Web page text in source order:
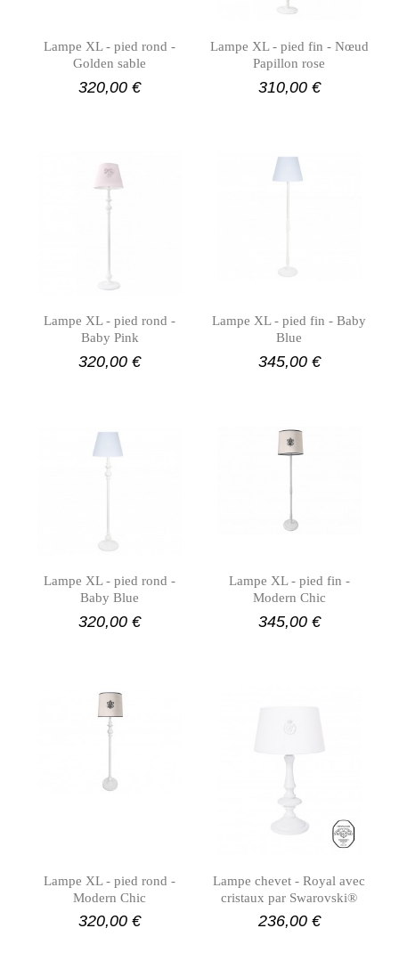
Lampe XL - pied rond -
Golden sable
320,00 €
Lampe XL - pied fin - Nœud
Papillon rose
310,00 €
Lampe XL - pied rond -
Baby Pink
320,00 €
Lampe XL - pied fin - Baby
Blue
345,00 €
Lampe XL - pied rond -
Baby Blue
320,00 €
Lampe XL - pied fin -
Modern Chic
345,00 €
Lampe XL - pied rond -
Modern Chic
320,00 €
Lampe chevet - Royal avec
cristaux par Swarovski®
236,00 €